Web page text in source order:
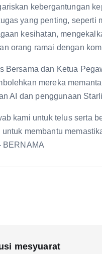
kebergantungan
yang penting,
kesihatan,
orang ramai dengan
Bersama dan Ketua
mereka
AI dan penggunaan
kami untuk telus serta
membantu
BERNAMA
mesyuarat